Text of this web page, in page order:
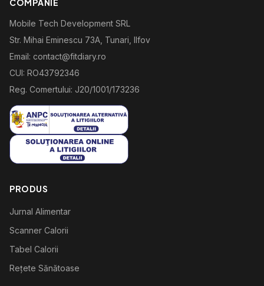
COMPANIE
Mobile Tech Development SRL
Str. Mihai Eminescu 73A, Tunari, Ilfov
Email: contact@fitdiary.ro
CUI: RO43792346
Reg. Comertului: J20/1001/173236
PRODUS
Jurnal Alimentar
Scanner Calorii
Tabel Calorii
Rețete Sănătoase